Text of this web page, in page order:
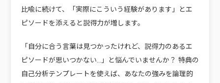
比喩に続けて、「実際にこういう経験があります」とエ
ピソードを添えると説得力が増します。
「自分に合う言葉は見つかったけれど、説得力のあるエ
ピソードが思いつかない…」と悩んでいませんか？ 特典の
自己分析テンプレートを使えば、あなたの強みを論理的